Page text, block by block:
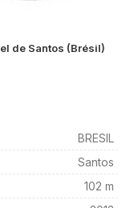
de Santos (Brésil)
BRESIL
Santos
102 m